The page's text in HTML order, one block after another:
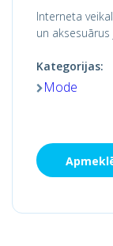
Interneta
un
Kategorijas:
Mode